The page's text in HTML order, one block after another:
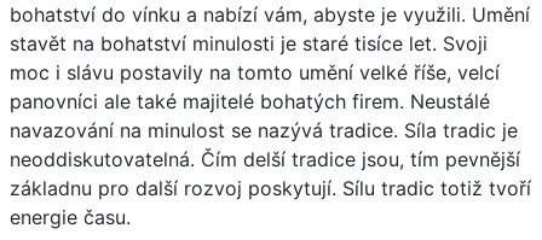
bohatství do vínku a nabízí vám, abyste je využili. Umění
stavět na bohatství minulosti je staré tisíce let. Svoji
moc i slávu postavily na tomto umění velké říše, velcí
panovníci ale také majitelé bohatých firem. Neustálé
navazování na minulost se nazývá tradice. Síla tradic je
neoddiskutovatelná. Čím delší tradice jsou, tím pevnější
základnu pro další rozvoj poskytují. Sílu tradic totiž tvoří
energie času.